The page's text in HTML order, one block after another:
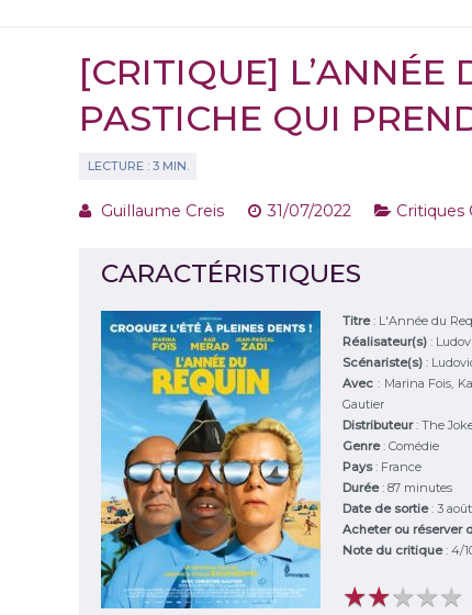
[CRITIQUE] L’ANNÉE
PASTICHE QUI
Guillaume Creis 31/07/2022 Critiques
CARACTÉRISTIQUES
Titre: L'Année du
Réalisateur(s) :
Scénariste(s) :
Avec : Marina Fois,
Gautier
Distributeur: The
Genre: Comédie
Pays: France
Durée: 87 minutes
Date de sortie: 3
Acheter ou réserver
Note du critique: 4/
★★★★★
★★★★★